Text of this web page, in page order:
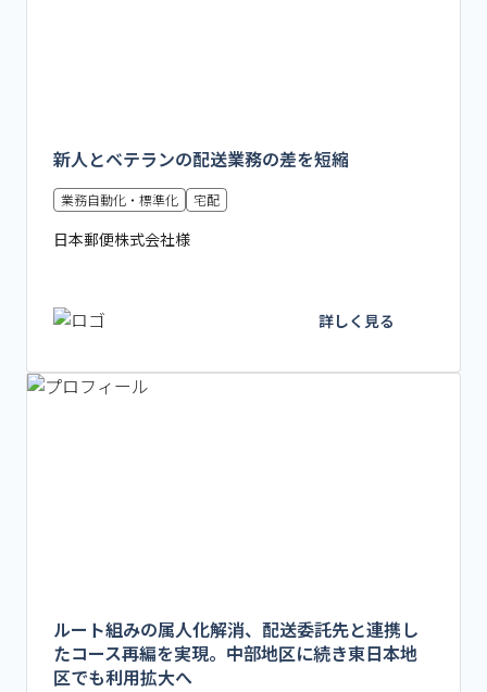
新人とベテランの配送業務の差を短縮
業務自動化・標準化 宅配
日本郵便株式会社様
詳しく見る
ルート組みの属人化解消、配送委託先と連携し
たコース再編を実現。中部地区に続き東日本地
区でも利用拡大へ